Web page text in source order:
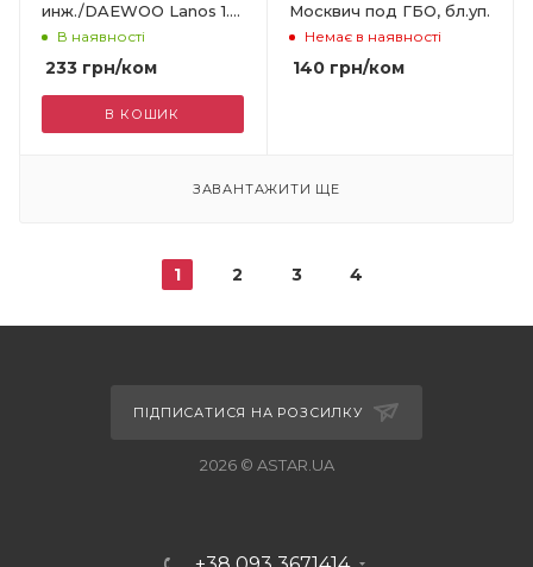
инж./DAEWOO Lanos 1.6
к-ктВ наявності
233 грн/ком
В КОШИК
Москвич под ГБО, бл.уп.
Немає в наявності
140грн/ком
ЗАВАНТАЖИТИ ЩЕ
1 2 3 4
ПІДПИСАТИСЯ НА РОЗСИЛКУ
2026 © ASTAR.UA